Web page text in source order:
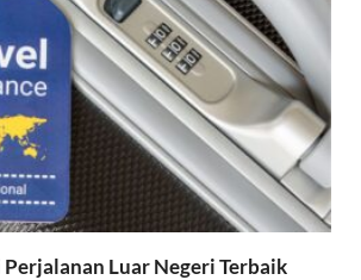
Luar Negeri Terbaik